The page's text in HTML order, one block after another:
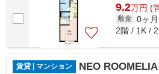
9.2万円 (
敷金 0ヶ月
2階 / 1K /
賃貸 | マンション NEO ROOMELIA